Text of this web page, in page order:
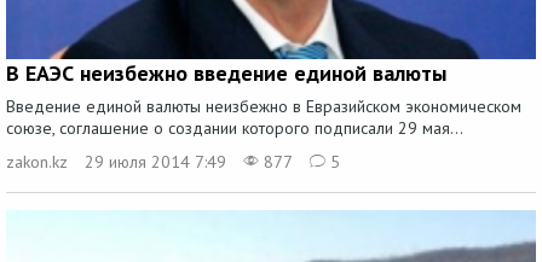
В ЕАЭС неизбежно введение единой валюты
Введение единой валюты неизбежно в Евразийском экономическом
союзе, соглашение о создании которого подписали 29 мая...
zakon.kz
29 июля 2014 7:49 877 5